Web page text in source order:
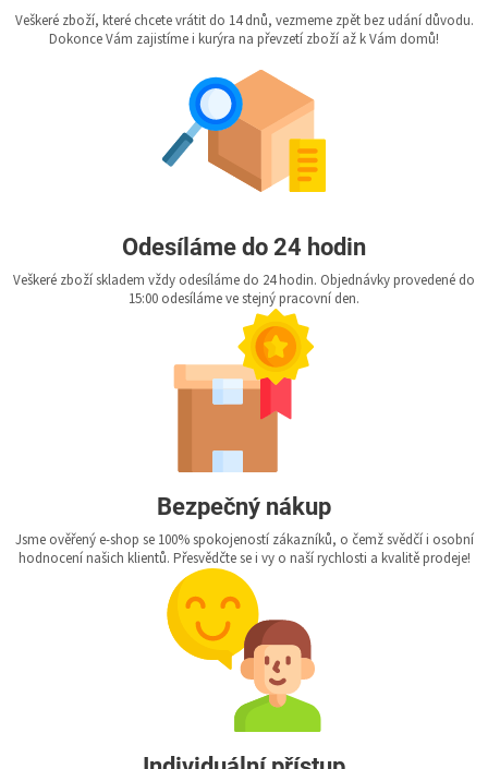
Veškeré zboží, které chcete vrátit do 14 dnů, vezmeme zpět bez udání důvodu.
Dokonce Vám zajistíme i kurýra na převzetí zboží až k Vám domů!
Odesíláme do 24 hodin
Veškeré zboží skladem vždy odesíláme do 24 hodin. Objednávky provedené do
15:00 odesíláme ve stejný pracovní den.
Bezpečný nákup
Jsme ověřený e-shop se 100% spokojeností zákazníků, o čemž svědčí i osobní
hodnocení našich klientů. Přesvědčte se i vy o naší rychlosti a kvalitě prodeje!